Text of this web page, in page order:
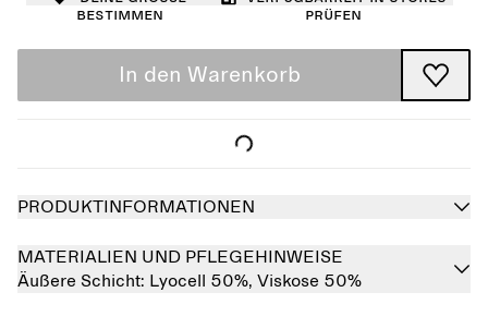
bestimmen
prüfen
In den Warenkorb
PRODUKTINFORMATIONEN
MATERIALIEN UND PFLEGEHINWEISE
Äußere Schicht: Lyocell 50%, Viskose 50%